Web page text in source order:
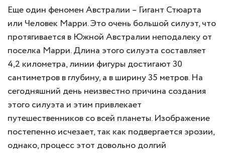
Еще один феномен Австралии – Гигант Стюарта
или Человек Марри. Это очень большой силуэт, что
протягивается в Южной Австралии неподалеку от
поселка Марри. Длина этого силуэта составляет
4,2 километра, линии фигуры достигают 30
сантиметров в глубину, а в ширину 35 метров. На
сегодняшний день неизвестно причина создания
этого силуэта и этим привлекает
путешественников со всей планеты. Изображение
постепенно исчезает, так как подвергается эрозии,
однако, процесс этот довольно долгий